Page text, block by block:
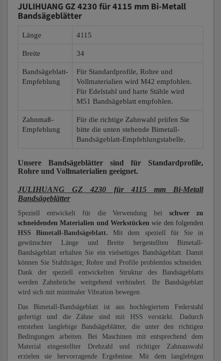
JULIHUANG GZ 4230 für 4115 mm Bi-Metall
Bandsägeblätter
Länge 4115
Breite 34
Bandsägeblatt-
Empfehlung
Für Standardprofile, Rohre und
Vollmaterialien wird M42 empfohlen.
Für Edelstahl und harte Stähle wird
M51 Bandsägeblatt empfohlen.
Zahnmaß-
Empfehlung
Für die richtige Zahnwahl prüfen Sie
bitte die unten stehende Bimetall-
Bandsägeblatt-Empfehlungstabelle.
Unsere Bandsägeblätter sind für Standardprofile,
Rohre und Vollmaterialien geeignet.
JULIHUANG GZ 4230 für 4115 mm Bi-Metall
Bandsägeblätter
Speziell entwickelt für die Verwendung beischwer zu
schneidenden Materialien und Werkstücken wie den folgenden
HSS Bimetall-Bandsägeblatt. Mit dem speziell für Sie in
gewünschter Länge und Breite hergestellten Bimetall-
Bandsägeblatt erhalten Sie ein vielseitiges Bandsägeblatt. Damit
können Sie Stahlträger, Rohre und Profile problemlos schneiden.
Dank der speziell entwickelten Struktur des Bandsägeblatts
werden Zahnbrüche weitgehend verhindert. Ihr Bandsägeblatt
wird sich mit minimaler Vibration bewegen.
Das Bimetall-Bandsägeblatt ist aus hochlegiertem Federstahl
gefertigt und die Zähne sind mit HSS verstärkt. Dadurch
entstehen langlebige Bandsägeblätter, die unter den richtigen
Bedingungen arbeiten. Bei Maschinen mit entsprechend dem
Material eingestellter Drehzahl und richtiger Zahnauswahl
erzielen sie hervorragende Ergebnisse. Mit dem langlebigen